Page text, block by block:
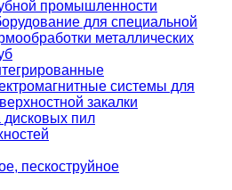
промышленности
для специальной
металлических
системы для
закалки
дисковых пил
пескоструйное